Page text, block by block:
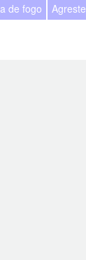
de fogo Agreste